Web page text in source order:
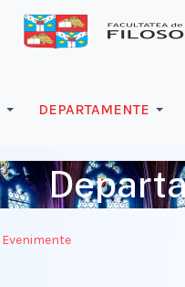
DEPARTAMENTE
Evenimente